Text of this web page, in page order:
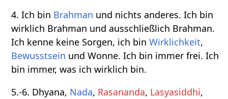
4. Ich bin Brahman und nichts anderes. Ich bin
wirklich Brahman und ausschließlich Brahman.
Ich kenne keine Sorgen, ich binWirklichkeit,
Bewusstsein und Wonne. Ich bin immer frei. Ich
bin immer, was ich wirklich bin.
5.-6. Dhyana, Nada, Rasananda, Lasyasiddhi,